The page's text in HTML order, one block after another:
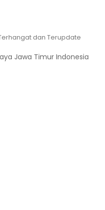
dan Terupdate
Jawa Timur Indonesia